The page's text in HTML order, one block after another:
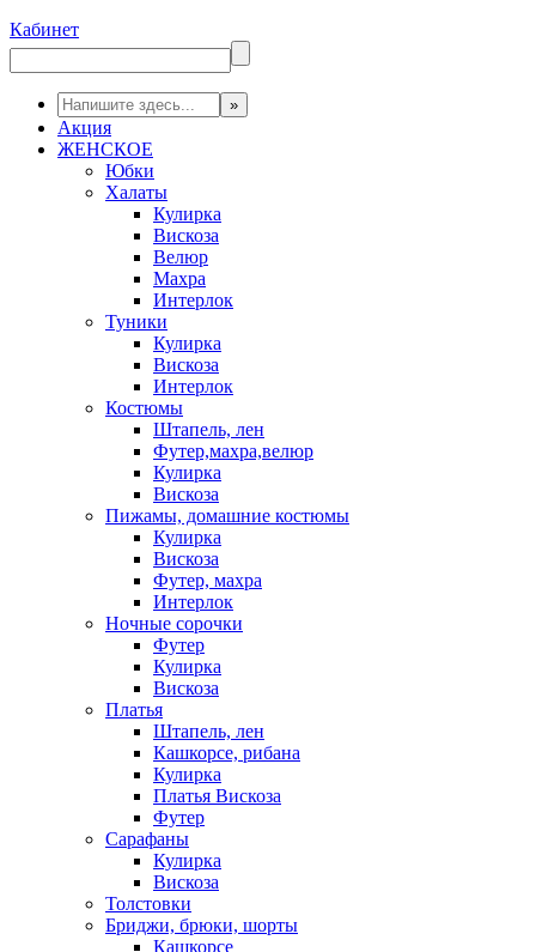
Кабинет
Акция
ЖЕНСКОЕ
Юбки
Халаты
Кулирка
Вискоза
Велюр
Махра
Интерлок
Туники
Кулирка
Вискоза
Интерлок
Костюмы
Штапель, лен
Футер,махра,велюр
Кулирка
Вискоза
Пижамы, домашние костюмы
Кулирка
Вискоза
Футер, махра
Интерлок
Ночные сорочки
Футер
Кулирка
Вискоза
Платья
Штапель, лен
Кашкорсе, рибана
Кулирка
Платья Вискоза
Футер
Сарафаны
Кулирка
Вискоза
Толстовки
Бриджи, брюки, шорты
Кашкорсе